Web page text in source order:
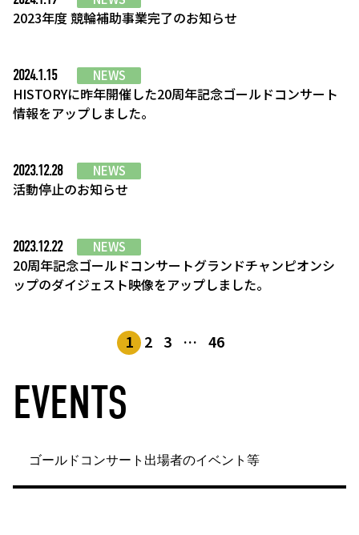
2023年度 競輪補助事業完了のお知らせ
2024.1.15 NEWS
HISTORYに昨年開催した20周年記念ゴールドコンサート
情報をアップしました。
2023.12.28 NEWS
活動停止のお知らせ
2023.12.22 NEWS
20周年記念ゴールドコンサートグランドチャンピオンシ
ップのダイジェスト映像をアップしました。
1 2 3 … 46
EVENTS
ゴールドコンサート出場者のイベント等